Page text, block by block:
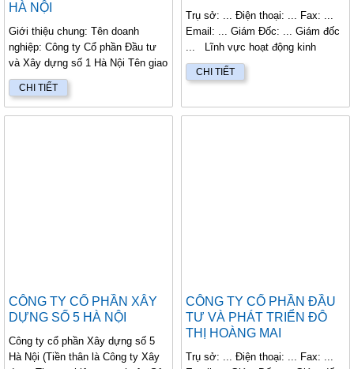
HÀ NỘI
Giới thiệu chung: Tên doanh
nghiệp: Công ty Cổ phần Đầu tư
và Xây dựng số 1 Hà Nội Tên giao
dịch quốc tế: Hanoi Investment
a...
CHI TIẾT
Trụ sở: ... Điện thoại: ... Fax: ...
Email: ... Giám Đốc: ... Giám đốc
... Lĩnh vực hoạt động kinh
doanh...
CHI TIẾT
CÔNG TY CỔ PHẦN XÂY
DỰNG SỐ 5 HÀ NỘI
Công ty cổ phần Xây dựng số 5
Hà Nội (Tiền thân là Công ty Xây
CÔNG TY CỔ PHẦN ĐẦU
TƯ VÀ PHÁT TRIỂN ĐÔ
THỊ HOÀNG MAI
Trụ sở: ... Điện thoại: ... Fax: ...